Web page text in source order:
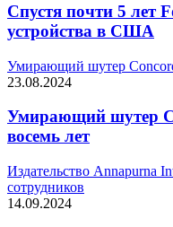
Спустя почти 5 лет
устройства в США
Умирающий шутер
23.08.2024
Умирающий шутер
восемь лет
Издательство Annapurna
сотрудников
14.09.2024